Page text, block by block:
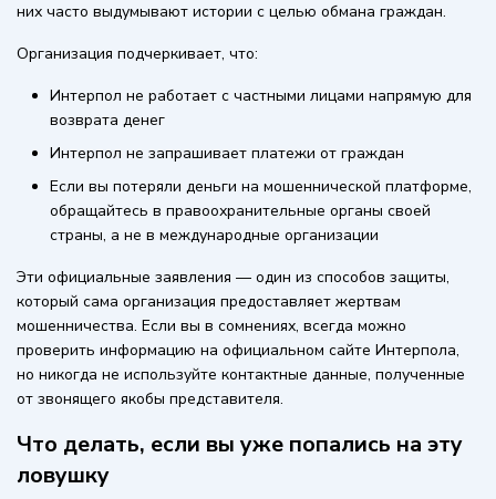
них часто выдумывают истории с целью обмана граждан.
Организация подчеркивает, что:
Интерпол не работает с частными лицами напрямую для
возврата денег
Интерпол не запрашивает платежи от граждан
Если вы потеряли деньги на мошеннической платформе,
обращайтесь в правоохранительные органы своей
страны, а не в международные организации
Эти официальные заявления — один из способов защиты,
который сама организация предоставляет жертвам
мошенничества. Если вы в сомнениях, всегда можно
проверить информацию на официальном сайте Интерпола,
но никогда не используйте контактные данные, полученные
от звонящего якобы представителя.
Что делать, если вы уже попались на эту
ловушку